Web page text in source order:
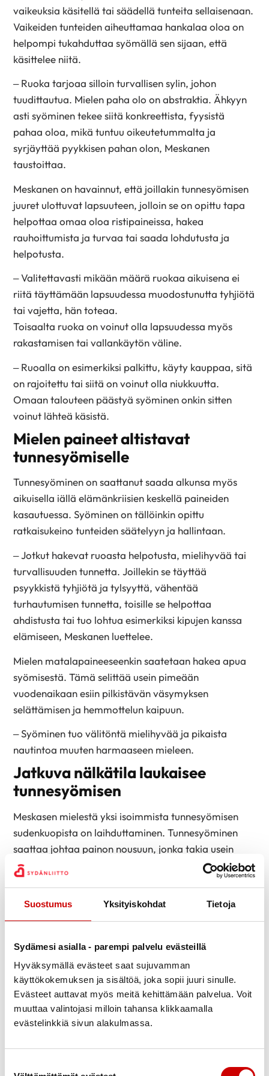
Suostumus Yksityiskohdat Tietoja
Sydämesi asialla - parempi palvelu evästeillä
Hyväksymällä evästeet saat sujuvamman
käyttökokemuksen ja sisältöä, joka sopii juuri sinulle.
Evästeet auttavat myös meitä kehittämään palvelua. Voit
muuttaa valintojasi milloin tahansa klikkaamalla
evästelinkkiä sivun alakulmassa.
vaikeuksia käsitellä tai säädellä tunteita sellaisenaan.
Vaikeiden tunteiden aiheuttamaa hankalaa oloa on
helpompi tukahduttaa syömällä sen sijaan, että
käsittelee niitä.
– Ruoka tarjoaa silloin turvallisen sylin, johon
tuudittautua. Mielen paha olo on abstraktia. Ähkyyn
asti syöminen tekee siitä konkreettista, fyysistä
pahaa oloa, mikä tuntuu oikeutetummalta ja
syrjäyttää pyykkisen pahan olon, Meskanen
taustoittaa.
Meskanen on havainnut, että joillakin tunnesyömisen
juuret ulottuvat lapsuuteen, jolloin se on opittu tapa
helpottaa omaa oloa ristipaineissa, hakea
rauhoittumista ja turvaa tai saada lohdutusta ja
helpotusta.
– Valitettavasti mikään määrä ruokaa aikuisena ei
riitä täyttämään lapsuudessa muodostunutta tyhjiötä
tai vajetta, hän toteaa.
Toisaalta ruoka on voinut olla lapsuudessa myös
rakastamisen tai vallankäytön väline.
– Ruoalla on esimerkiksi palkittu, käyty kauppaa, sitä
on rajoitettu tai siitä on voinut olla niukkuutta.
Omaan talouteen päästyä syöminen onkin sitten
voinut lähteä käsistä.
Mielen paineet altistavat
tunnesyömiselle
Tunnesyöminen on saattanut saada alkunsa myös
aikuisella iällä elämänkriisien keskellä paineiden
kasautuessa. Syöminen on tällöinkin opittu
ratkaisukeino tunteiden säätelyyn ja hallintaan.
– Jotkut hakevat ruoasta helpotusta, mielihyvää tai
turvallisuuden tunnetta. Joillekin se täyttää
psyykkistä tyhjiötä ja tylsyyttä, vähentää
turhautumisen tunnetta, toisille se helpottaa
ahdistusta tai tuo lohtua esimerkiksi kipujen kanssa
elämiseen, Meskanen luettelee.
Mielen matalapaineeseenkin saatetaan hakea apua
syömisestä. Tämä selittää usein pimeään
vuodenaikaan esiin pilkistävän väsymyksen
selättämisen ja hemmottelun kaipuun.
– Syöminen tuo välitöntä mielihyvää ja pikaista
nautintoa muuten harmaaseen mieleen.
Jatkuva nälkätila laukaisee
tunnesyömisen
Meskasen mielestä yksi isoimmista tunnesyömisen
sudenkuopista on laihduttaminen. Tunnesyöminen
saattaa johtaa painon nousuun, jonka takia usein
turvaudutaan tiukkaan laihduttamiseen.
Kurinalaisella syömisellä halutaan nollata hillittömän
vain entistä suurempi tarve syödä.
kituuttaa tiukalla dieetillä, hän varoittaa ja jatkaa: –
kun keho saa vihdoin ruokaa, se pyrkii
ylikompensoimaan pohjatonta nälkää santsaamalla
varastoon energiaa korkojen kera.
Lopputuloksena on noidankehä, jossa elimistön